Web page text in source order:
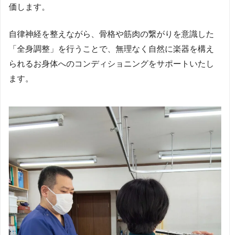
価します。
自律神経を整えながら、骨格や筋肉の繋がりを意識した
「全身調整」を行うことで、無理なく自然に楽器を構え
られるお身体へのコンディショニングをサポートいたし
ます。